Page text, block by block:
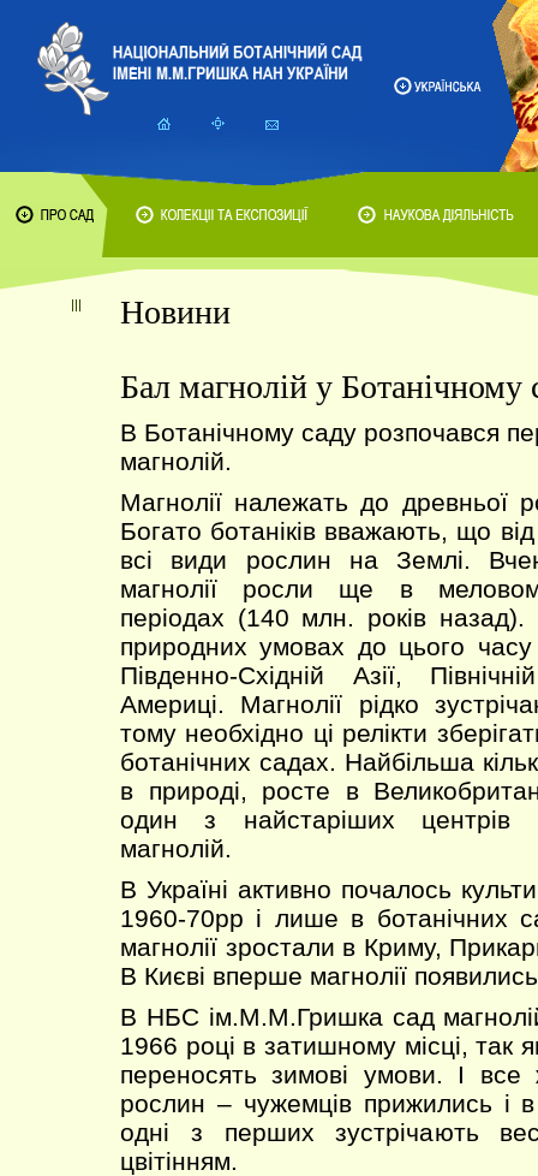
Новини
Бал магнолій у Ботанічному
В Ботанічному саду розпочався
магнолій.
Магнолії належать до древньої
Богато ботаніків вважають, що
всі види рослин на Землі.
магнолії росли ще в
періодах (140 млн. років
природних умовах до цього
Південно-Східній Азії,
Америці. Магнолії рідко
тому необхідно ці релікти
ботанічних садах. Найбільша
в природі, росте в
один з найстаріших центрів
магнолій.
В Україні активно почалось
1960-70рр і лише в ботанічних
магнолії зростали в Криму,
В Києві вперше магнолії
В НБС ім.М.М.Гришка сад
1966 році в затишному місці, так
переносять зимові умови. І
рослин – чужемців прижились і
одні з перших зустрічають
цвітінням.